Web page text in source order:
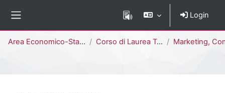
Login
Area Economico-Statistica Corso di Laurea Triennale Marketing, Comunicazione Aziendale e Mercati Globali